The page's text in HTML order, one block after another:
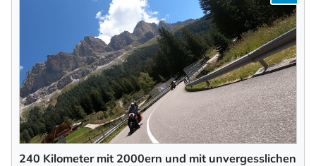
240 Kilometer mit 2000ern und mit unvergesslichen